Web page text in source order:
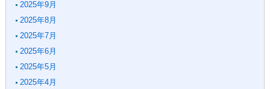
2025年9月
2025年8月
2025年7月
2025年6月
2025年5月
2025年4月